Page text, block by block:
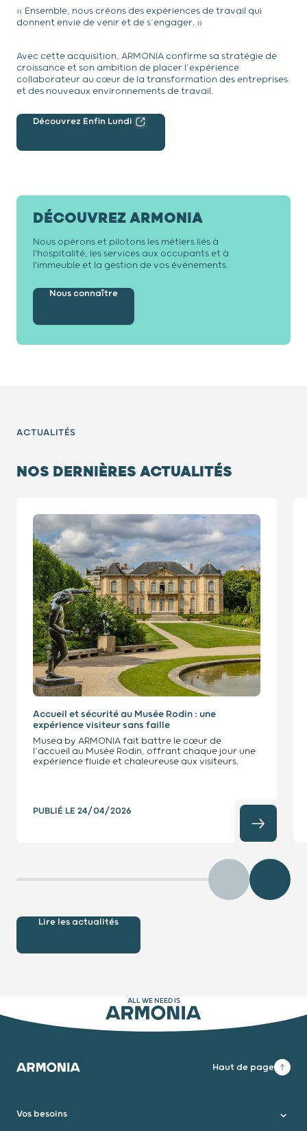
« Ensemble, nous créons des expériences de travail qui
donnent envie de venir et de s’engager. »
Avec cette acquisition, ARMONIA confirme sa stratégie de
croissance et son ambition de placer l’expérience
collaborateur au cœur de la transformation des entreprises
et des nouveaux environnements de travail.
Découvrez Enfin Lundi
DÉCOUVREZ ARMONIA
Nous opérons et pilotons les métiers liés à
l'hospitalité, les services aux occupants et à
l'immeuble et la gestion de vos événements.
Nous connaître
ACTUALITÉS
NOS DERNIÈRES ACTUALITÉS
Accueil et sécurité au Musée Rodin : une
expérience visiteur sans faille
Musea by ARMONIA fait battre le cœur de
l’accueil au Musée Rodin, offrant chaque jour une
expérience fluide et chaleureuse aux visiteurs.
PUBLIÉ LE 24/04/2026
Précédent
Lire les actualités
ALL WE NEED IS
ARMONIA
Armonia Haut de page
Vos besoins